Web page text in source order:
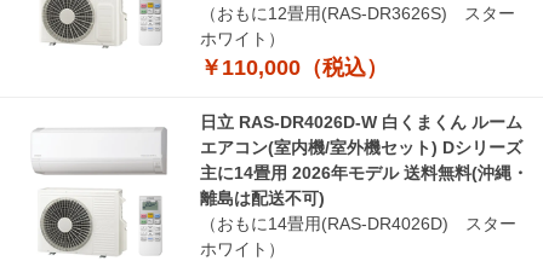
（おもに12畳用(RAS-DR3626S) スター
ホワイト）
￥110,000（税込）
日立 RAS-DR4026D-W 白くまくん ルーム
エアコン(室内機/室外機セット) Dシリーズ
主に14畳用 2026年モデル 送料無料(沖縄・
離島は配送不可)
（おもに14畳用(RAS-DR4026D) スター
ホワイト）